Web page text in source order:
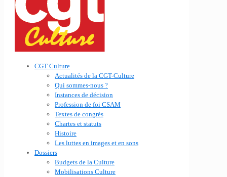
CGT Culture
Actualités de la CGT-Culture
Qui sommes-nous ?
Instances de décision
Profession de foi CSAM
Textes de congrès
Chartes et statuts
Histoire
Les luttes en images et en sons
Dossiers
Budgets de la Culture
Mobilisations Culture